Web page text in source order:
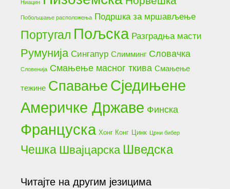
Ниацин
Побољшање расположења Подршка за мршављење
Португал Пољска Разградња масти
Румунија Сингапур Слимминг Словачка
Словенија Смањење масног ткива Смањење
тежине Спавање Сједињене
Америчке Државе Финска
Француска Хонг Конг Цинк Црни бибер
Чешка Швајцарска Шведска
Читајте на другим језицима